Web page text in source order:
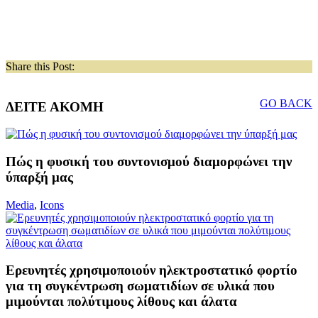
Share this Post:
GO BACK
ΔΕΙΤΕ ΑΚΟΜΗ
Πώς η φυσική του συντονισμού διαμορφώνει την
ύπαρξή μας
Media, Icons
Ερευνητές χρησιμοποιούν ηλεκτροστατικό φορτίο
για τη συγκέντρωση σωματιδίων σε υλικά που
μιμούνται πολύτιμους λίθους και άλατα